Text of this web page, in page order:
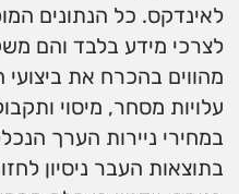
לאינדקס. כל הנתונים
לצרכי מידע בלבד והם
מהווים בהכרח את
עלויות מסחר, מיסוי
במחירי ניירות הערך
בתוצאות העבר ניסיון